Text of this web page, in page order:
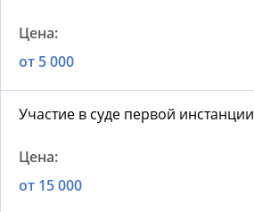
от 5 000
Участие в суде первой инстанции
от 15 000